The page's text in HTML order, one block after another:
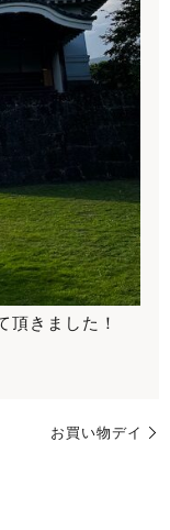
頂きました！
お買い物デイ